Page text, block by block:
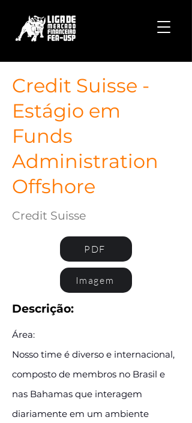
Credit Suisse -
Estágio em
Funds
Administration
Offshore
Credit Suisse
PDF
Imagem
Descrição:
Área:
Nosso time é diverso e internacional,
composto de membros no Brasil e
nas Bahamas que interagem
diariamente em um ambiente